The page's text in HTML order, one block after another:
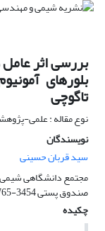
بررسی اثر
بلورهای
تاگوچی
نوع مقاله : علمی-
نویسندگان
سید قربان حسینی
مجتمع دانشگاهی
صندوق پستی 3454-16765 تهران، ایران
چکیده